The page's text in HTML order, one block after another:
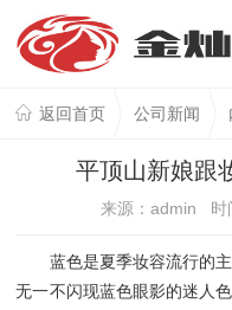
返回首页 公司新闻
平顶山新娘跟
来源：admin
蓝色是夏季妆容流行的主
无一不闪现蓝色眼影的迷人